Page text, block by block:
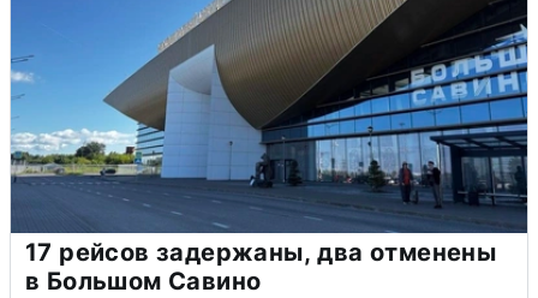
17 рейсов задержаны, два отменены
в Большом Савино